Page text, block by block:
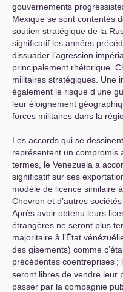
gouvernements
Mexique se sont contentés
soutien stratégique de la
significatif les années
dissuader l’agression
principalement rhétorique.
militaires stratégiques. Une
également le risque d’une
leur éloignement
forces militaires dans la
Les accords qui se
représentent un compromis
termes, le Venezuela a
significatif sur ses
modèle de licence similaire
Chevron et d’autres sociétés
Après avoir obtenu leurs
étrangères ne seront plus
majoritaire à l’État
des gisements) comme
précédentes coentreprises ;
seront libres de vendre leur
passer par la compagnie